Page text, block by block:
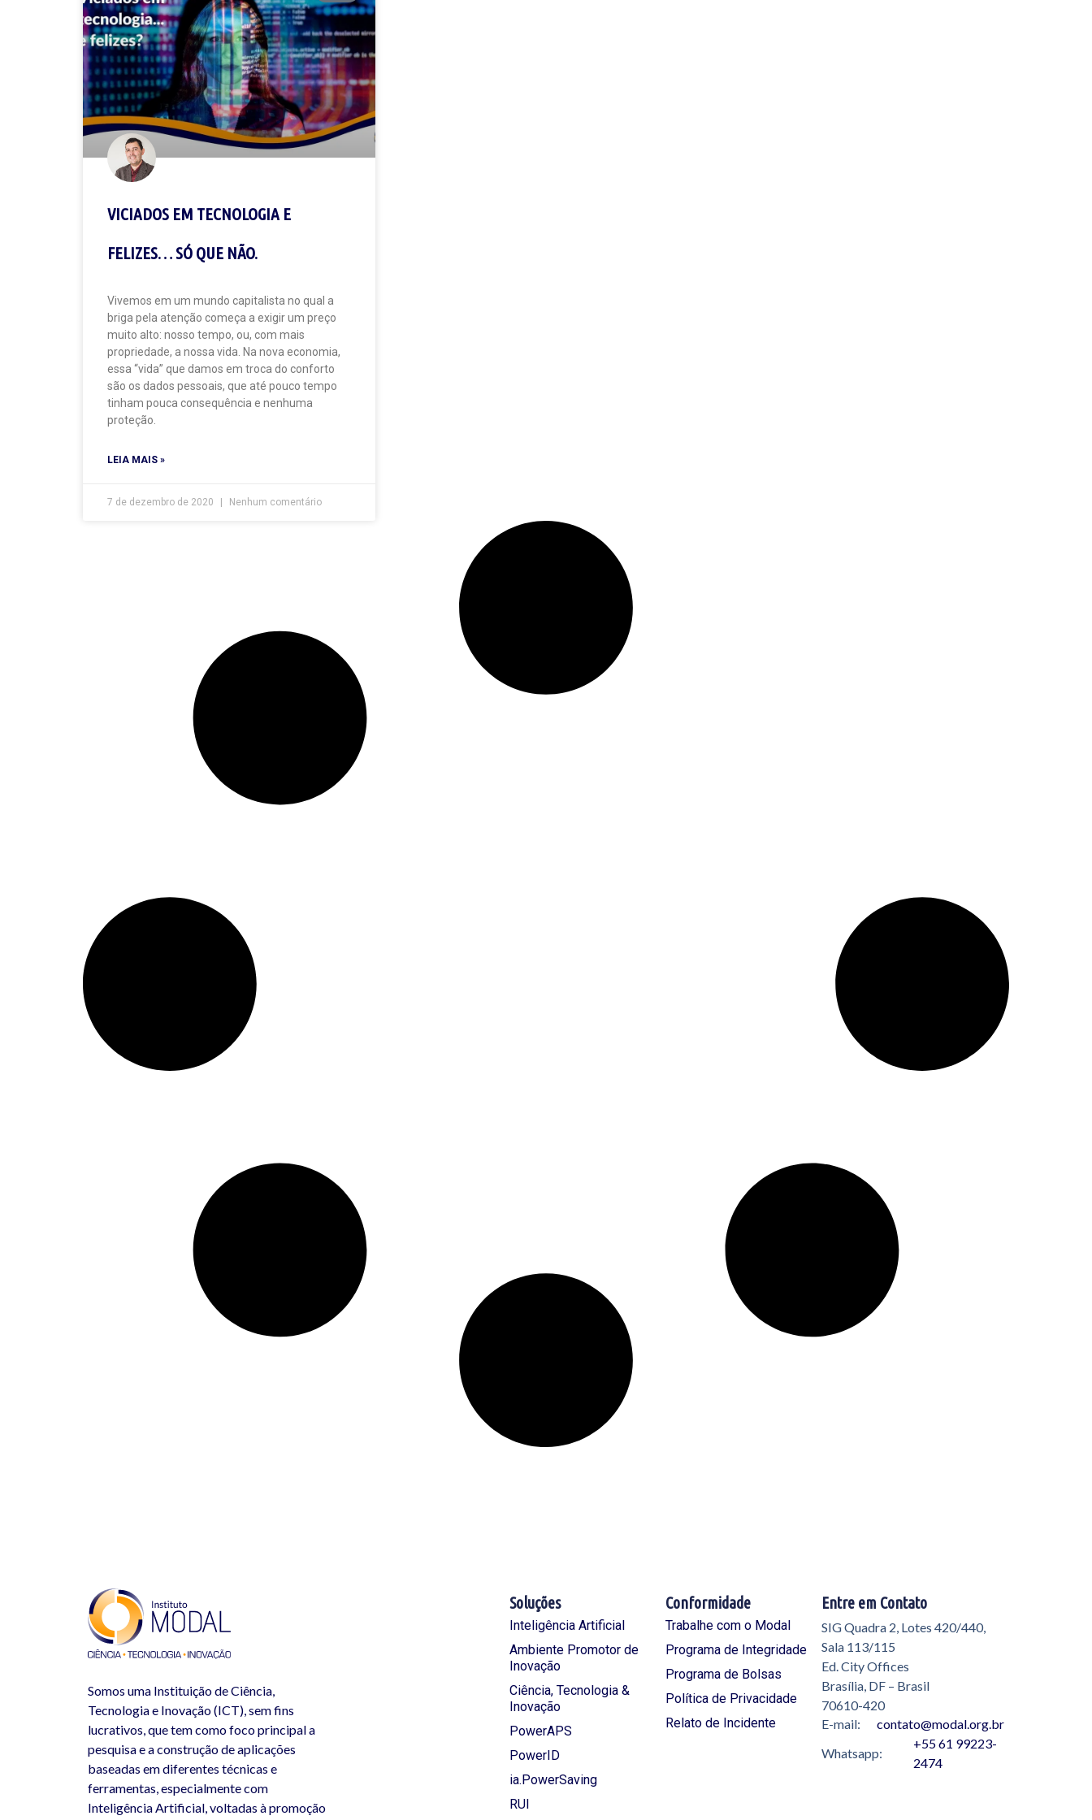
VICIADOS EM TECNOLOGIA E
FELIZES… SÓ QUE NÃO.
Vivemos em um mundo capitalista no qual a
briga pela atenção começa a exigir um preço
muito alto: nosso tempo, ou, com mais
propriedade, a nossa vida. Na nova economia,
essa “vida” que damos em troca do conforto
são os dados pessoais, que até pouco tempo
tinham pouca consequência e nenhuma
proteção.
LEIA MAIS »
7 de dezembro de 2020 Nenhum comentário
Somos uma Instituição de Ciência,
Tecnologia e Inovação (ICT), sem fins
lucrativos, que tem como foco principal a
pesquisa e a construção de aplicações
baseadas em diferentes técnicas e
ferramentas, especialmente com
Inteligência Artificial, voltadas à promoção
Soluções
Inteligência Artificial
Ambiente Promotor de
Inovação
Ciência, Tecnologia &
Inovação
PowerAPS
PowerID
ia.PowerSaving
RUI
Conformidade
Trabalhe com o Modal
Programa de Integridade
Programa de Bolsas
Política de Privacidade
Relato de Incidente
Entre em Contato
SIG Quadra 2, Lotes 420/440,
Sala 113/115
Ed. City Offices
Brasília, DF – Brasil
70610-420
E-mail:
contato@modal.org.br
Whatsapp:
+55 61 99223-
2474